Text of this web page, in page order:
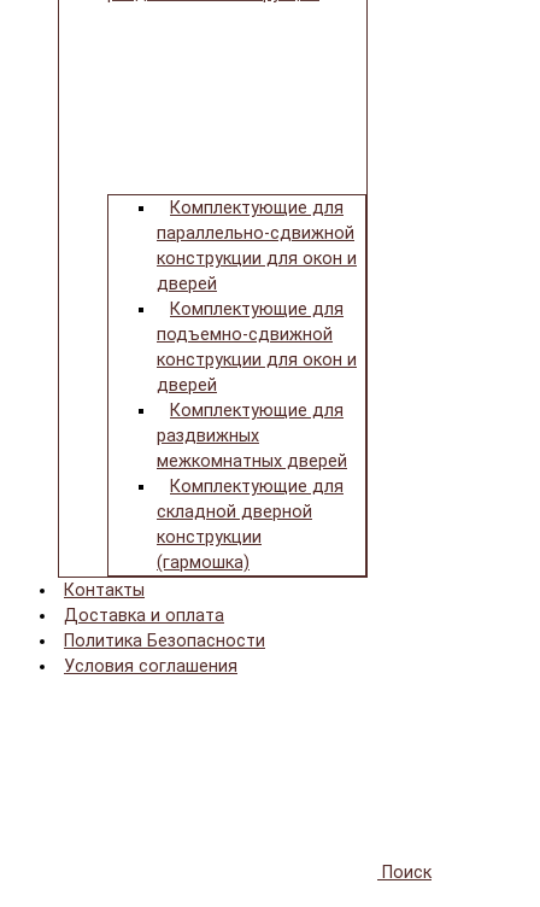
Комплектующие для
параллельно-сдвижной
конструкции для окон и
дверей
Комплектующие для
подъемно-сдвижной
конструкции для окон и
дверей
Комплектующие для
раздвижных
межкомнатных дверей
Комплектующие для
складной дверной
конструкции
(гармошка)
Контакты
Доставка и оплата
Политика Безопасности
Условия соглашения
Поиск